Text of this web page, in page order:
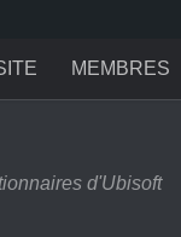
MEMBRES
d'Ubisoft